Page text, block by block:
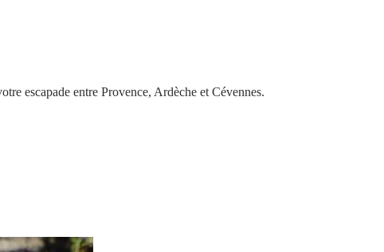
escapade entre Provence, Ardèche et Cévennes.